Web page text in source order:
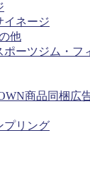
イネージ
他
ポーツジム・フ
商品同梱広
プリング